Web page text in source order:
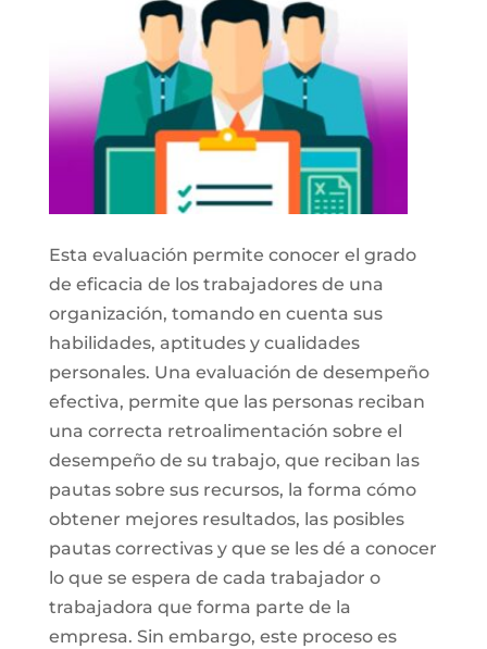
Esta evaluación permite conocer el grado
de eficacia de los trabajadores de una
organización, tomando en cuenta sus
habilidades, aptitudes y cualidades
personales. Una evaluación de desempeño
efectiva, permite que las personas reciban
una correcta retroalimentación sobre el
desempeño de su trabajo, que reciban las
pautas sobre sus recursos, la forma cómo
obtener mejores resultados, las posibles
pautas correctivas y que se les dé a conocer
lo que se espera de cada trabajador o
trabajadora que forma parte de la
empresa. Sin embargo, este proceso es